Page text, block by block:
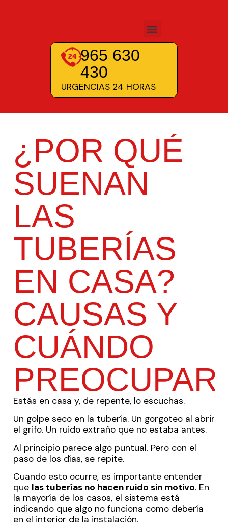
965 630
430
URGENCIAS 24 HORAS
¿POR QUÉ
SUENAN
LAS
TUBERÍAS
EN CASA?
CAUSAS Y
CUÁNDO
Estás en casa y, de repente, lo escuchas.
Un golpe seco en la tubería. Un gorgoteo al abrir
el grifo. Un ruido extraño que no estaba antes.
Al principio parece algo puntual. Pero con el
paso de los días, se repite.
Cuando esto ocurre, es importante entender
que las tuberías no hacen ruido sin motivo. En
la mayoría de los casos, el sistema está
indicando que algo no funciona como debería
en el interior de la instalación.